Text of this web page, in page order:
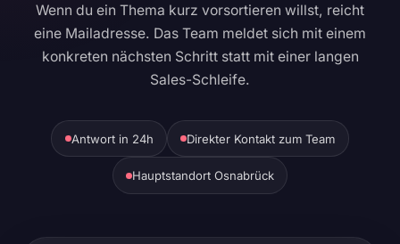
Wenn du ein Thema kurz vorsortieren willst, reicht
eine Mailadresse. Das Team meldet sich mit einem
konkreten nächsten Schritt statt mit einer langen
Sales-Schleife.
Antwort in 24h Direkter Kontakt zum Team
Hauptstandort Osnabrück